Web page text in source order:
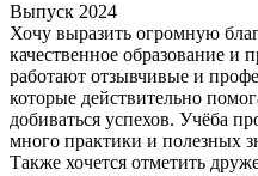
Выпуск 2024
Хочу выразить огромную
качественное образование и
работают отзывчивые и
которые действительно
добиваться успехов. Учёба
много практики и полезных
Также хочется отметить